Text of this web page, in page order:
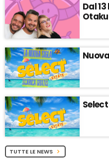
Dal
Otaku
TUTTE LE NEWS chevron_right